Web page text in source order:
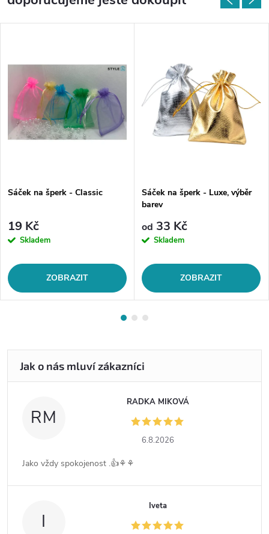
Sáček na šperk - Classic
19 Kč
Skladem
ZOBRAZIT
Sáček na šperk - Luxe, výběr
barev
od 33 Kč
Skladem
ZOBRAZIT
RM
RADKA MIKOVÁ
6.8.2026
Jako vždy spokojenost .👍⚘️⚘️
I
Iveta